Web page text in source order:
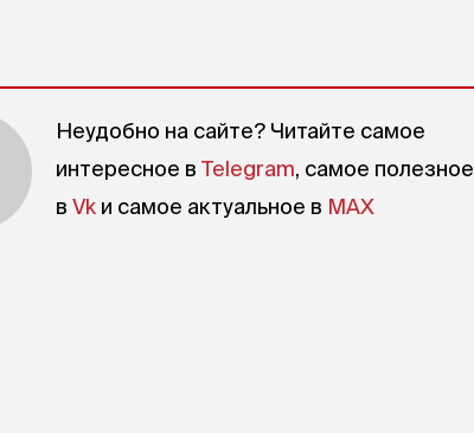
Неудобно на сайте? Читайте самое
интересное в Telegram, самое полезное
в Vk и самое актуальное в MAX